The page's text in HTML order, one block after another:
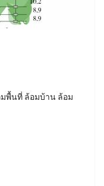
พื้นที่ ล้อมบ้าน ล้อม